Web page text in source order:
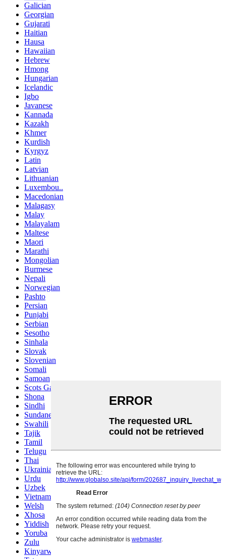
Galician
Georgian
Gujarati
Haitian
Hausa
Hawaiian
Hebrew
Hmong
Hungarian
Icelandic
Igbo
Javanese
Kannada
Kazakh
Khmer
Kurdish
Kyrgyz
Latin
Latvian
Lithuanian
Luxembou..
Macedonian
Malagasy
Malay
Malayalam
Maltese
Maori
Marathi
Mongolian
Burmese
Nepali
Norwegian
Pashto
Persian
Punjabi
Serbian
Sesotho
Sinhala
Slovak
Slovenian
Somali
Samoan
Scots Gaelic
Shona
Sindhi
Sundanese
Swahili
Tajik
Tamil
Telugu
Thai
Ukrainian
Urdu
Uzbek
Vietnamese
Welsh
Xhosa
Yiddish
Yoruba
Zulu
Kinyarwanda